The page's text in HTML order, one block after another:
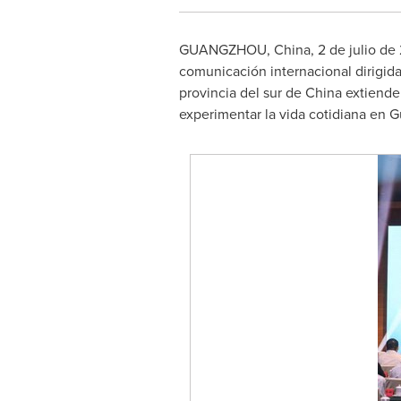
GUANGZHOU, China, 2 de julio de
comunicación internacional
provincia del sur deChinaextiende
experimentar la vida cotidiana en